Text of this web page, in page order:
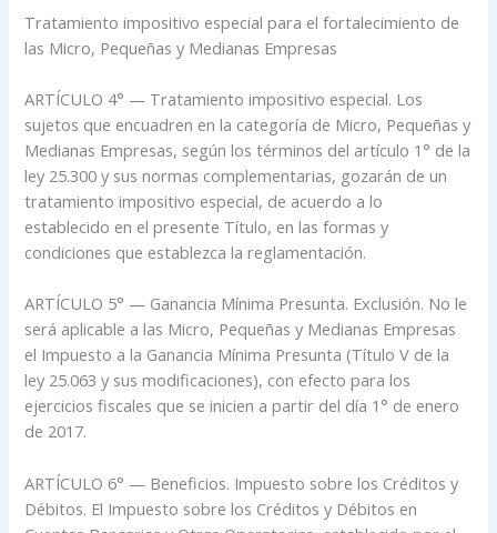
Tratamiento impositivo especial para el fortalecimiento de
las Micro, Pequeñas y Medianas Empresas
ARTÍCULO 4° — Tratamiento impositivo especial. Los
sujetos que encuadren en la categoría de Micro, Pequeñas y
Medianas Empresas, según los términos del artículo 1° de la
ley 25.300 y sus normas complementarias, gozarán de un
tratamiento impositivo especial, de acuerdo a lo
establecido en el presente Título, en las formas y
condiciones que establezca la reglamentación.
ARTÍCULO 5° — Ganancia Mínima Presunta. Exclusión. No le
será aplicable a las Micro, Pequeñas y Medianas Empresas
el Impuesto a la Ganancia Mínima Presunta (Título V de la
ley 25.063 y sus modificaciones), con efecto para los
ejercicios fiscales que se inicien a partir del día 1° de enero
de 2017.
ARTÍCULO 6° — Beneficios. Impuesto sobre los Créditos y
Débitos. El Impuesto sobre los Créditos y Débitos en